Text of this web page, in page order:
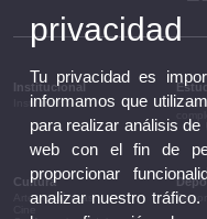
Institucional
Institucional
Cultura
Artes escénicas
privacidad
Tu privacidad es
informamos que
para realizar análisis
web con el fin de
proporcionar
analizar nuestro